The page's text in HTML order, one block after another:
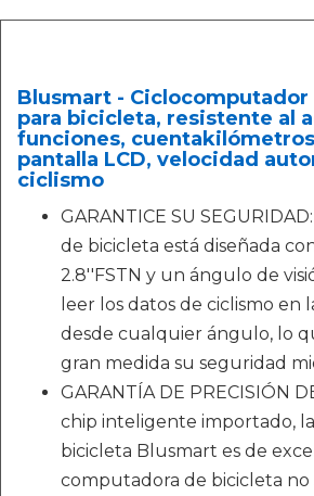
Blusmart -
para bicicleta, resistente al
funciones,
pantalla LCD, velocidad
ciclismo
GARANTICE SU
de bicicleta está diseñada
2.8''FSTN y un ángulo de
leer los datos de ciclismo en
desde cualquier ángulo, lo
gran medida su seguridad
GARANTÍA DE PRECISIÓN
chip inteligente importado,
bicicleta Blusmart es de
computadora de bicicleta no